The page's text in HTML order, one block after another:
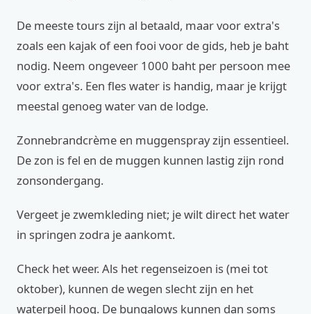
De meeste tours zijn al betaald, maar voor extra's
zoals een kajak of een fooi voor de gids, heb je baht
nodig. Neem ongeveer 1000 baht per persoon mee
voor extra's. Een fles water is handig, maar je krijgt
meestal genoeg water van de lodge.
Zonnebrandcrème en muggenspray zijn essentieel.
De zon is fel en de muggen kunnen lastig zijn rond
zonsondergang.
Vergeet je zwemkleding niet; je wilt direct het water
in springen zodra je aankomt.
Check het weer. Als het regenseizoen is (mei tot
oktober), kunnen de wegen slecht zijn en het
waterpeil hoog. De bungalows kunnen dan soms